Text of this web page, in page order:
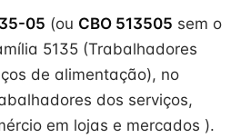
05 (ou CBO 513505 sem o
5135 (Trabalhadores
de alimentação), no
dos serviços,
em lojas e mercados ).